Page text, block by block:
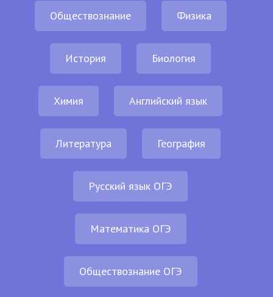
Обществознание Физика
История Биология
Химия Английский язык
Литература География
Русский язык ОГЭ
Математика ОГЭ
Обществознание ОГЭ